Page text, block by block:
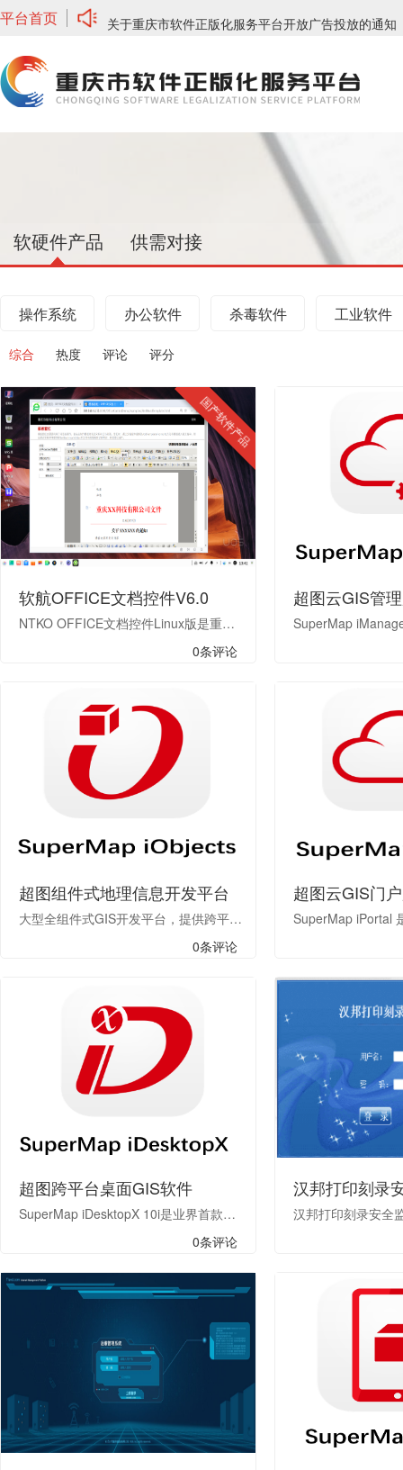
平台首页
关于重庆市软件正版化服务平台开放广告投放的通知
软硬件产品 供需对接
操作系统 办公软件 杀毒软件 工业软件
综合 热度 评论 评分
国产软件产品
软航OFFICE文档控件V6.0
NTKO OFFICE文档控件Linux版是重庆软航科技有限公司在十余年的Windows版产品自主研发与广泛成熟应用经验基础上，针对国产操作系统在线办公提供的一款中间件产品。该产品采用NPAPI插件技术，通过360、奇安信、红莲花、火狐等浏览器加载，并调用本地的WPS办公应用程序在线打开办公文档，实现电子文档和电子表格的统一管理。
0条评论
超图云GIS管
超图组件式地理信息开发平台
大型全组件式GIS开发平台，提供跨平台、二三维一体化能力，适用于Java/.NET/C++开发环境。 开箱即用的GIS脚本语言包，提供空间数据组织、转换、处理与分析能力，适用于Python开发环境。 基于分布式技术的大数据GIS基础组件，提供丰富的大数据分布式管理与分析功能，适用于Spark架构的计算和开发环境。
0条评论
超图云GIS门
超图跨平台桌面GIS软件
SuperMap iDesktopX 10i是业界首款跨平台全功能桌面GIS软件，突破了专业桌面GIS软件只能运行于Windows环境的困境，可在Linux环境中完美运行。具备空间大数据的管理、生产、处理、分析、制图以及定制开发能力，同时，结合AI等技术，提供AI配图、AR地图、机器学习、云端协同、实时大屏等智能GIS功能。 SuperMap iDesktopX是基于 SuperMap iObjects Java，通过 Java 语言开发的插件式、跨平台GIS应用软件，提供了灵活的开发框架和辅助控件，便于用户二次开发，支持Java、Python两种语言进行二次开发。
0条评论